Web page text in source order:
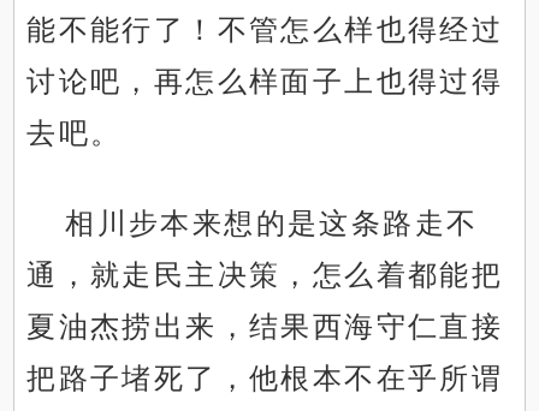
能不能行了！不管怎么样也得经过
讨论吧，再怎么样面子上也得过得
去吧。
相川步本来想的是这条路走不
通，就走民主决策，怎么着都能把
夏油杰捞出来，结果西海守仁直接
把路子堵死了，他根本不在乎所谓